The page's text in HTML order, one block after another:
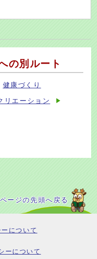
の別ルート
健康づくり
リエーション
ページの先頭へ戻る
について
ーについて